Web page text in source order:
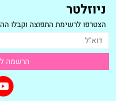
ניוזלטר
הצטרפו לרשימת התפוצה וקבלו